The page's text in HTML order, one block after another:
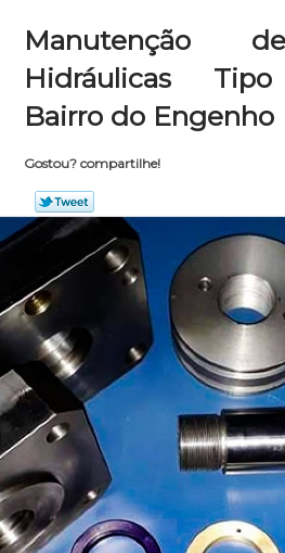
Manutenção
Hidráulicas
Bairro do Engenho
Gostou? compartilhe!